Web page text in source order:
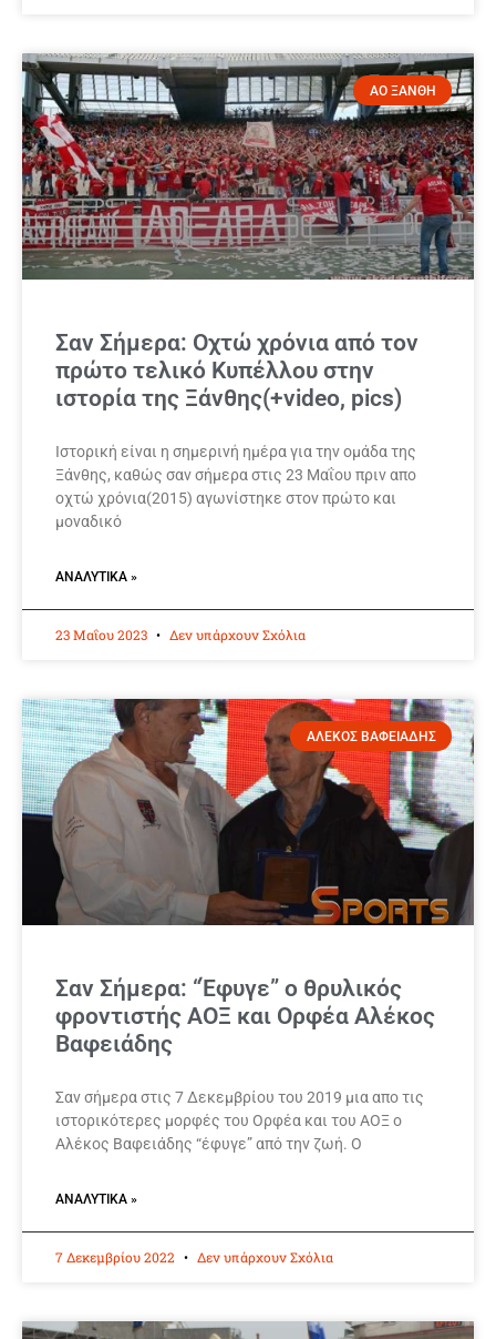
ΑΟ ΞΑΝΘΗ
Σαν Σήμερα: Οχτώ χρόνια από τον
πρώτο τελικό Κυπέλλου στην
ιστορία της Ξάνθης(+video, pics)
Ιστορική είναι η σημερινή ημέρα για την ομάδα της
Ξάνθης, καθώς σαν σήμερα στις 23 Μαΐου πριν απο
οχτώ χρόνια(2015) αγωνίστηκε στον πρώτο και
μοναδικό
ΑΝΑΛΥΤΙΚΆ »
23 Μαΐου 2023 Δεν υπάρχουν Σχόλια
ΑΛΕΚΟΣ ΒΑΦΕΙΑΔΗΣ
Σαν Σήμερα: “Έφυγε” ο θρυλικός
φροντιστής ΑΟΞ και Ορφέα Αλέκος
Βαφειάδης
Σαν σήμερα στις 7 Δεκεμβρίου του 2019 μια απο τις
ιστορικότερες μορφές του Ορφέα και του ΑΟΞ ο
Αλέκος Βαφειάδης “έφυγε” από την ζωή. Ο
ΑΝΑΛΥΤΙΚΆ »
7 Δεκεμβρίου 2022 Δεν υπάρχουν Σχόλια